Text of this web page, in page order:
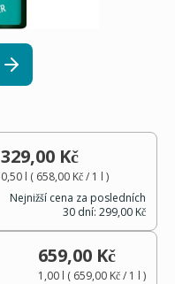
329,00 Kč
0,50 l ( 658,00 Kč/ 1 l )
Nejnižší cena za posledních
30 dní: 299,00 Kč
659,00 Kč
1,00 l ( 659,00 Kč/ 1 l )